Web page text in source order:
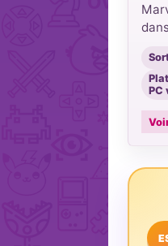
PC